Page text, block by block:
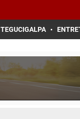
TEGUCIGALPA